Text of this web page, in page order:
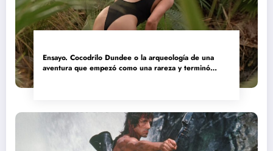
Ensayo. Cocodrilo Dundee o la arqueología de una
aventura que empezó como una rareza y terminó